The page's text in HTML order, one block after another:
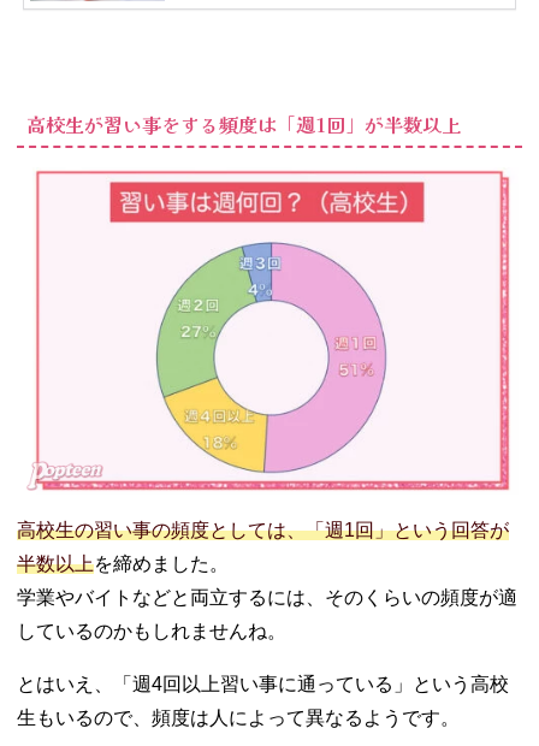
高校生が習い事をする頻度は「週1回」が半数以上
高校生の習い事の頻度としては、「週1回」という回答が
半数以上を締めました。
学業やバイトなどと両立するには、そのくらいの頻度が適
しているのかもしれませんね。
とはいえ、「週4回以上習い事に通っている」という高校
生もいるので、頻度は人によって異なるようです。